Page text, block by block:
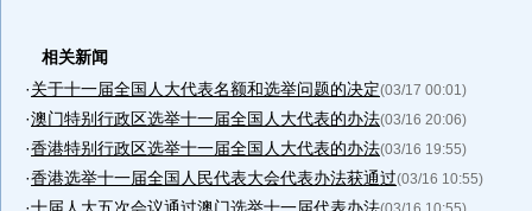
相关新闻
·关于十一届全国人大代表名额和选举问题的决定(03/17 00:01)
·澳门特别行政区选举十一届全国人大代表的办法(03/16 20:06)
·香港特别行政区选举十一届全国人大代表的办法(03/16 19:55)
·香港选举十一届全国人民代表大会代表办法获通过(03/16 10:55)